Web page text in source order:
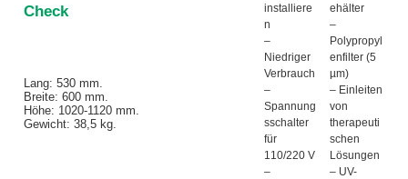
Check
Lang: 530 mm.
Breite: 600 mm.
Höhe: 1020-1120 mm.
Gewicht: 38,5 kg.
installiere
n
–
Niedriger
Verbrauch
–
Spannung
sschalter
für
110/220 V
–
ehälter
–
Polypropyl
enfilter (5
µm)
– Einleiten
von
therapeuti
schen
Lösungen
– UV-